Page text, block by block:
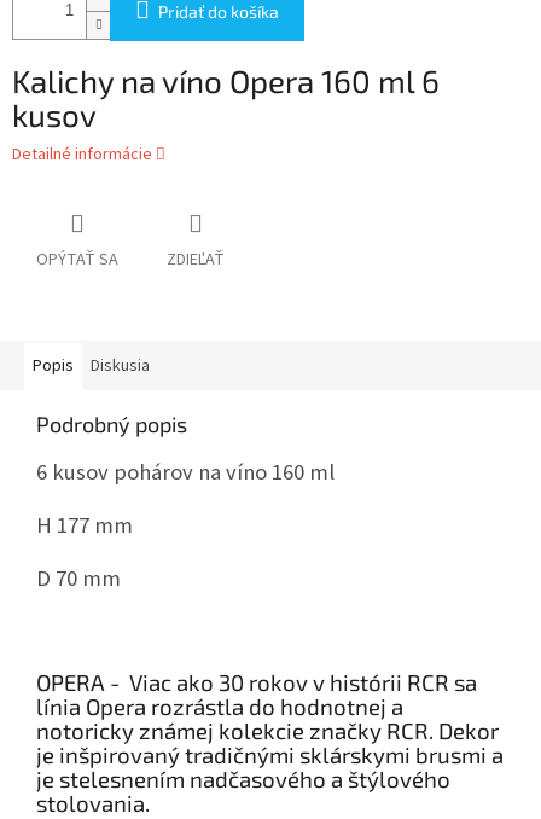
Pridať do košíka
Kalichy na víno Opera 160 ml 6
kusov
Detailné informácie
OPÝTAŤ SA ZDIEĽAŤ
Popis Diskusia
Podrobný popis
6 kusov pohárov na víno 160 ml
H 177 mm
D 70 mm
OPERA - Viac ako 30 rokov v histórii RCR sa
línia Opera rozrástla do hodnotnej a
notoricky známej kolekcie značky RCR. Dekor
je inšpirovaný tradičnými sklárskymi brusmi a
je stelesnením nadčasového a štýlového
stolovania.